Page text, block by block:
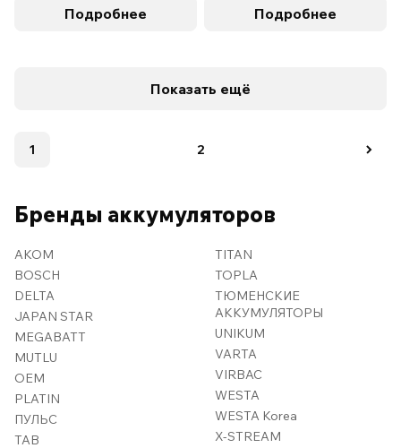
Подробнее Подробнее
Показать ещё
1 2
Бренды аккумуляторов
AKOM
BOSCH
DELTA
JAPAN STAR
MEGABATT
MUTLU
OEM
PLATIN
ПУЛЬС
TAB
TITAN
TOPLA
ТЮМЕНСКИЕ
АККУМУЛЯТОРЫ
UNIKUM
VARTA
VIRBAC
WESTA
WESTA Korea
X-STREAM